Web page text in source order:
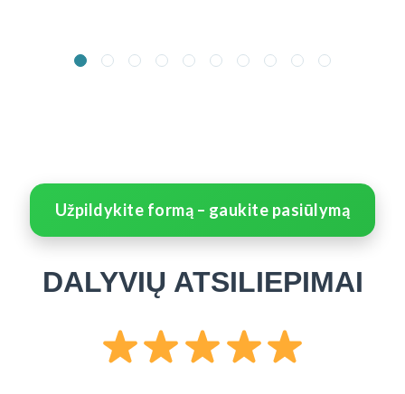
Užpildykite formą – gaukite pasiūlymą
DALYVIŲ ATSILIEPIMAI